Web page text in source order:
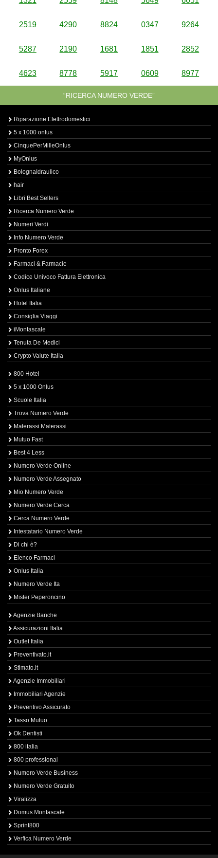
2519 4290 8824 0347 9264
5287 2190 1681 1851 2852
4623 8778 5917 0609 8977
“RICERCA NUMERO VERDE”
Riparazione Elettrodomestici
5 x 1000 onlus
CinquePerMilleOnlus
MyOnlus
BolognaIdraulico
hair
Libri Best Sellers
Ricerca Numero Verde
Numeri Verdi
Info Numero Verde
Pronto Forex
Farmaci & Farmacie
Codice Univoco Fattura Elettronica
Onlus Italiane
Hotel Italia
Consiglia Viaggi
iMontascale
Tenuta De Medici
Crypto Valute Italia
800 Hotel
5 x 1000 Onlus
Scuole Italia
Trova Numero Verde
Materassi Materassi
Mutuo Fast
Best 4 Less
Numero Verde Online
Numero Verde Assegnato
Mio Numero Verde
Numero Verde Cerca
Cerca Numero Verde
Intestatario Numero Verde
Di chi è?
Elenco Farmaci
Onlus Italia
Numero Verde Ita
Mister Peperoncino
Agenzie Banche
Assicurazioni Italia
Outlet Italia
Preventivato.it
Stimato.it
Agenzie Immobiliari
Immobiliari Agenzie
Preventivo Assicurato
Tasso Mutuo
Ok Dentisti
800 italia
800 professional
Numero Verde Business
Numero Verde Gratuito
Viralizza
Domus Montascale
Sprint800
Verfica Numero Verde